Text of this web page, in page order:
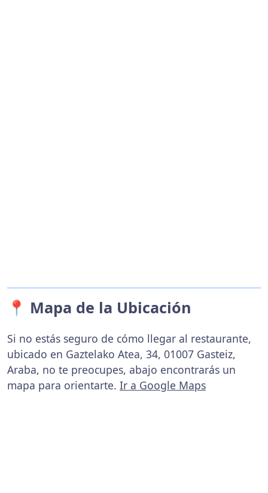
📍 Mapa de la Ubicación
Si no estás seguro de cómo llegar al restaurante,
ubicado en Gaztelako Atea, 34, 01007 Gasteiz,
Araba, no te preocupes, abajo encontrarás un
mapa para orientarte. Ir a Google Maps